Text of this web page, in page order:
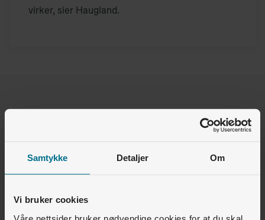
Samtykke Detaljer Om
Vi bruker cookies
virker, sier Haugland.
Enkelt system – fast pris
En annen viktig faktor var eierskapet til ladeanleggene.
– Det var avgjørende for oss at sameiet og beboerne selv
kjøpte og eier ladestasjonene. Løsningen som er